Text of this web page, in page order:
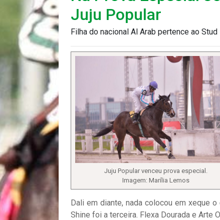
Juju Popular
Filha do nacional Al Arab pertence ao Stud
Juju Popular venceu prova especial.
Imagem: Marília Lemos
Dali em diante, nada colocou em xeque
Shine foi a terceira. Flexa Dourada e Arte